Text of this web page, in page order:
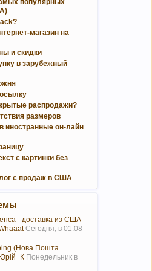
магазин на
и скидки
в зарубежный
распродажи?
размеров
иностранные он-лайн
с картинки без
с продаж в США
- доставка из США
Сегодня, в 01:08
(Нова Пошта...
Понедельник в